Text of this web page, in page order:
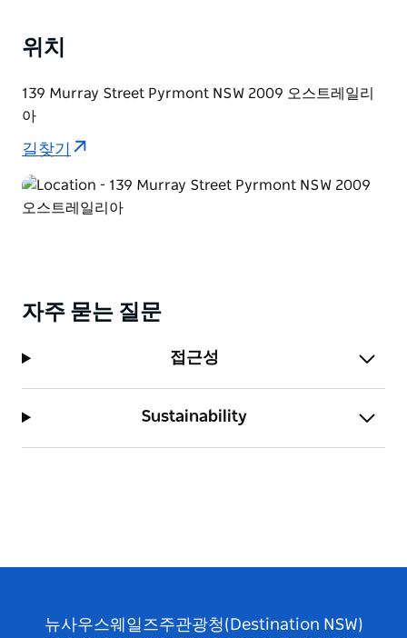
위치
139 Murray Street Pyrmont NSW 2009 오스트레일리
아
길찾기
자주 묻는 질문
접근성
Sustainability
뉴사우스웨일즈주관광청(Destination NSW)